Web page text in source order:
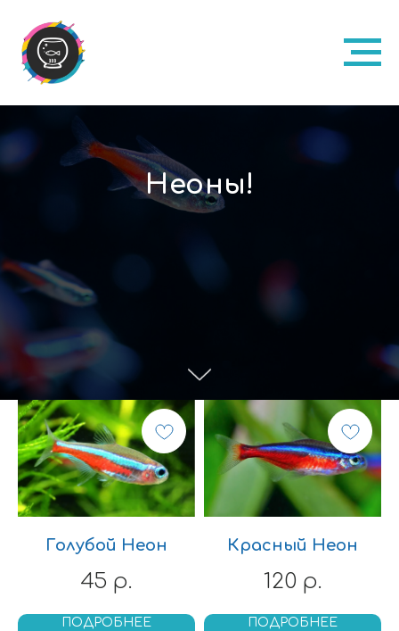
Неоны!
Голубой Неон
45 р.
ПОДРОБНЕЕ
Красный Неон
120 р.
ПОДРОБНЕЕ